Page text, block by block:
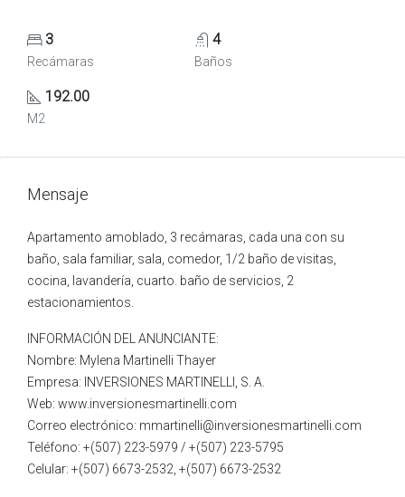
3
Recámaras
4
Baños
192.00
M2
Mensaje
Apartamento amoblado, 3 recámaras, cada una con su
baño, sala familiar, sala, comedor, 1/2 baño de visitas,
cocina, lavandería, cuarto. baño de servicios, 2
estacionamientos.
INFORMACIÓN DEL ANUNCIANTE:
Nombre: Mylena Martinelli Thayer
Empresa: INVERSIONES MARTINELLI, S. A.
Web: www.inversionesmartinelli.com
Correo electrónico: mmartinelli@inversionesmartinelli.com
Teléfono: +(507) 223-5979 / +(507) 223-5795
Celular: +(507) 6673-2532, +(507) 6673-2532